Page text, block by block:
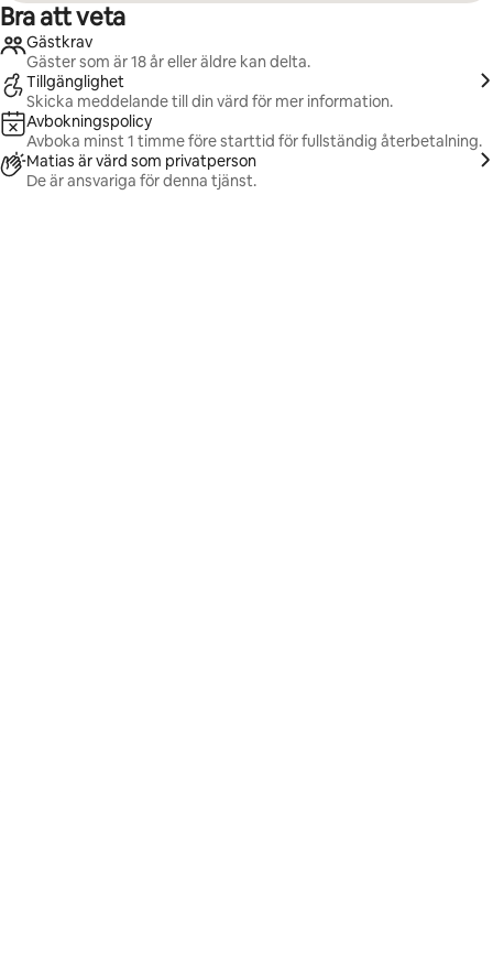
Bra att veta
Gästkrav
Gäster som är 18 år eller äldre kan delta.
Tillgänglighet
Skicka meddelande till din värd för mer information.
Avbokningspolicy
Avboka minst 1 timme före starttid för fullständig återbetalning.
Matias är värd som privatperson
De är ansvariga för denna tjänst.